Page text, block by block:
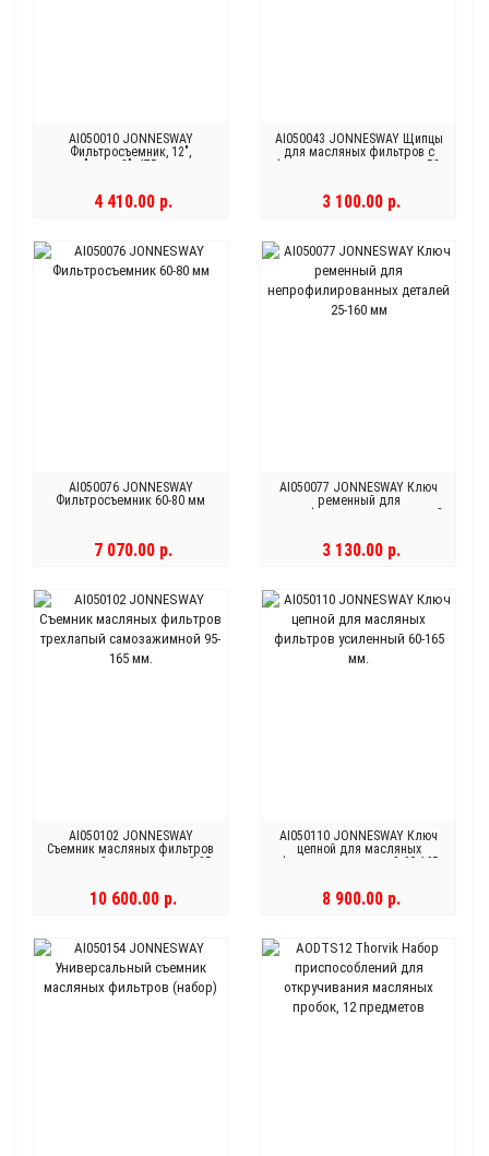
AI050010 JONNESWAY
Фильтросъемник, 12",
"цепной", 475 мм
4 410.00 р.
AI050043 JONNESWAY Щипцы
для масляных фильтров с
фиксированным захватом 53-
3 100.00 р.
AI050076 JONNESWAY
Фильтросъемник 60-80 мм
7 070.00 р.
AI050077 JONNESWAY Ключ
ременный для
непрофилированных деталей
3 130.00 р.
AI050102 JONNESWAY
Съемник масляных фильтров
трехлапый самозажимной 95-
10 600.00 р.
AI050110 JONNESWAY Ключ
цепной для масляных
фильтров усиленный 60-165
8 900.00 р.